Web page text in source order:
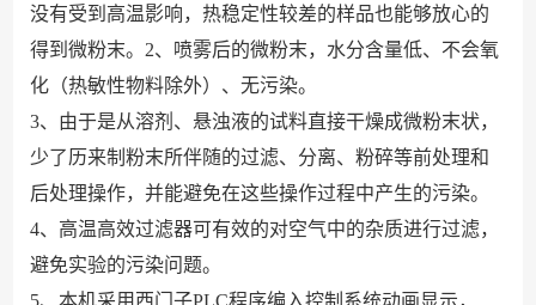
没有受到高温影响，热稳定性较差的样品也能够放心的
得到微粉末。2、喷雾后的微粉末，水分含量低、不会氧
化（热敏性物料除外）、无污染。
3、由于是从溶剂、悬浊液的试料直接干燥成微粉末状，
少了历来制粉末所伴随的过滤、分离、粉碎等前处理和
后处理操作，并能避免在这些操作过程中产生的污染。
4、高温高效过滤器可有效的对空气中的杂质进行过滤，
避免实验的污染问题。